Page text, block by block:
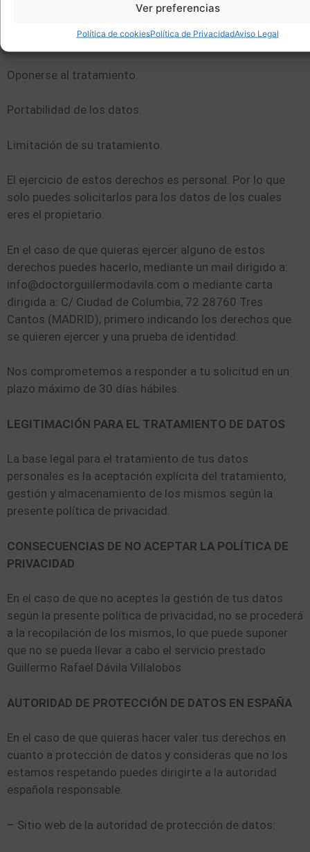
Ver preferencias
Política de cookiesPolítica de PrivacidadAviso Legal
Acceso a los datos personales.
Rectificación o supresión.
Oponerse al tratamiento.
Portabilidad de los datos.
Limitación de su tratamiento.
El ejercicio de estos derechos es personal. Por lo que
solo puedes solicitarlos para los datos de los cuales
eres el propietario.
En el caso de que quieras ejercer alguno de estos
derechos puedes hacerlo, mediante un mail dirigido a:
info@doctorguillermodavila.com o mediante carta
dirigida a: C/ Ciudad de Columbia, 72 28760 Tres
Cantos (MADRID), primero indicando los derechos que
se quieren ejercer y una prueba de identidad.
Nos comprometemos a responder a tu solicitud en un
plazo máximo de 30 días hábiles.
LEGITIMACIÓN PARA EL TRATAMIENTO DE DATOS
La base legal para el tratamiento de tus datos
personales es la aceptación explícita del tratamiento,
gestión y almacenamiento de los mismos según la
presente política de privacidad.
CONSECUENCIAS DE NO ACEPTAR LA POLÍTICA DE
PRIVACIDAD
En el caso de que no aceptes la gestión de tus datos
según la presente política de privacidad, no se procederá
a la recopilación de los mismos, lo que puede suponer
que no se pueda llevar a cabo el servicio prestado
Guillermo Rafael Dávila Villalobos
AUTORIDAD DE PROTECCIÓN DE DATOS EN ESPAÑA
En el caso de que quieras hacer valer tus derechos en
cuanto a protección de datos y consideras que no los
estamos respetando puedes dirigirte a la autoridad
española responsable.
– Sitio web de la autoridad de protección de datos: